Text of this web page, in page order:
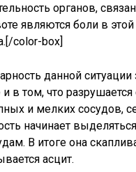
органов,
являются боли в
color-box]
данной ситуации
в том, что разрушается
и мелких сосудов,
начинает
В итоге она
асцит.